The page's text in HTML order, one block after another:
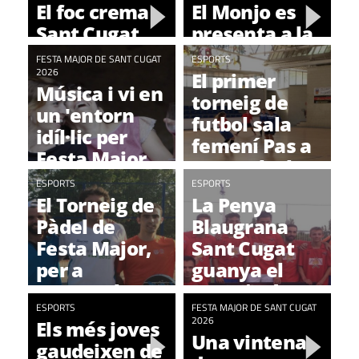
El foc crema
Sant Cugat
per Festa
Major
El Monjo es
presenta a la
Trobada
Gegantera de
Festa Major
FESTA MAJOR DE SANT CUGAT
2026
Música i vi en
un 'entorn
idíl·lic per
Festa Major
ESPORTS
El primer
torneig de
futbol sala
femení Pas a
Pas amb el
Càncer de
Mama, un
èxit
ESPORTS
El Torneig de
Pàdel de
Festa Major,
per a
Espanyol-
Collgrós i
Llunell-
ESPORTS
La Penya
Blaugrana
Sant Cugat
guanya el
Torneig de
Futbol 7 de
Festa Major
ESPORTS
Els més joves
gaudeixen de
FESTA MAJOR DE SANT CUGAT
2026
Una vintena